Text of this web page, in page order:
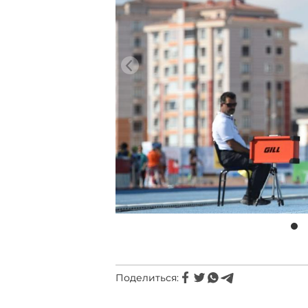
Поделиться: